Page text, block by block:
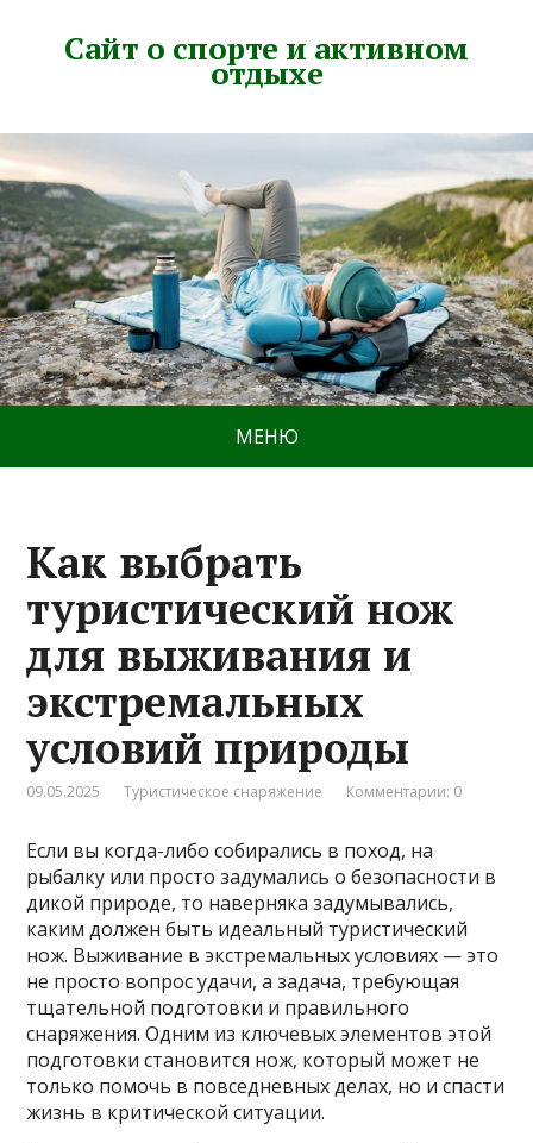
Сайт о спорте и активном
отдыхе
МЕНЮ
Как выбрать
туристический нож
для выживания и
экстремальных
условий природы
09.05.2025 Туристическое снаряжение Комментарии: 0
Если вы когда-либо собирались в поход, на
рыбалку или просто задумались о безопасности в
дикой природе, то наверняка задумывались,
каким должен быть идеальный туристический
нож. Выживание в экстремальных условиях — это
не просто вопрос удачи, а задача, требующая
тщательной подготовки и правильного
снаряжения. Одним из ключевых элементов этой
подготовки становится нож, который может не
только помочь в повседневных делах, но и спасти
жизнь в критической ситуации.